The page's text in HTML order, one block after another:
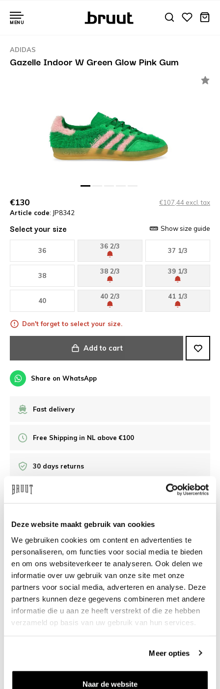
Deze website maakt gebruik van cookies
We gebruiken cookies om content en advertenties te
personaliseren, om functies voor social media te bieden
en om ons websiteverkeer te analyseren. Ook delen we
informatie over uw gebruik van onze site met onze
partners voor social media, adverteren en analyse. Deze
partners kunnen deze gegevens combineren met andere
informatie die u aan ze heeft verstrekt of die ze hebben
verzameld op basis van uw gebruik van hun services.
Meer opties
Naar de website
MENU
ADIDAS
Gazelle Indoor W Green Glow Pink Gum
€130
€107,44 excl. tax
Article code: JP8342
Select your size Show size guide
36
36 2/3
37 1/3
38
38 2/3 39 1/3
40
40 2/3 41 1/3
Don't forget to select your size.
Add to cart
Share on WhatsApp
Fast delivery
Free Shipping in NL above €100
30 days returns
Need help? We're glad to help
info@bruut.nl Live chat Whatsapp
About this product
Shipment and returns
Related products